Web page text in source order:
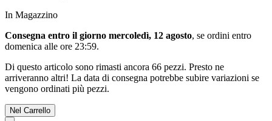
In Magazzino
Consegna entro il giorno mercoledì, 12 agosto, se ordini entro
domenica alle ore 23:59.
Di questo articolo sono rimasti ancora 66 pezzi. Presto ne
arriveranno altri! La data di consegna potrebbe subire variazioni se
vengono ordinati più pezzi.
Nel Carrello